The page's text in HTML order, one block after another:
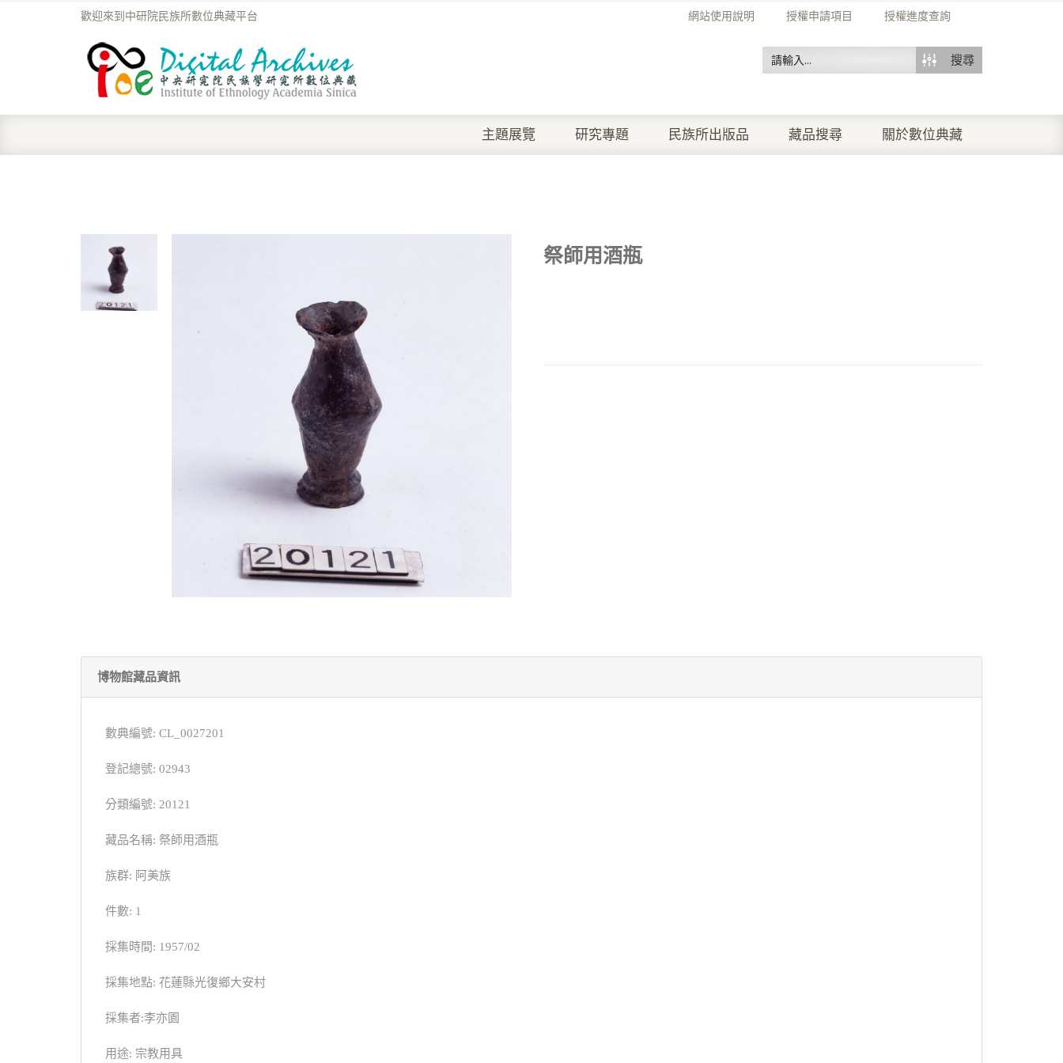
網站使用說明 授權申請項目 授權進度查詢
歡迎來到中研院民族所數位典藏平台
搜尋
主題展覽 研究專題 民族所出版品 藏品搜尋 關於數位典藏
祭師用酒瓶
博物館藏品資訊
數典編號: CL_0027201
登記總號: 02943
分類編號: 20121
藏品名稱: 祭師用酒瓶
族群: 阿美族
件數: 1
採集時間: 1957/02
採集地點: 花蓮縣光復鄉大安村
採集者:李亦園
用途: 宗教用具